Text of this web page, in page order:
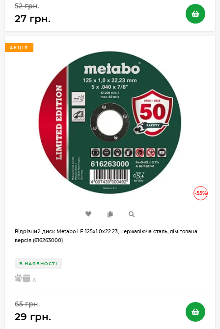
52 грн.
27 грн.
-55%
АКЦІЯ
Відрізний диск Metabo LE 125x1.0x22.23, нержавіюча сталь, лімітована
версія (616263000)
В НАЯВНОСТІ
5 4
65 грн.
29 грн.